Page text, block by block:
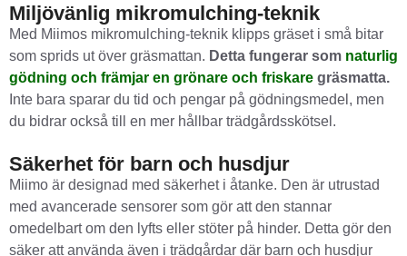
Miljövänlig mikromulching-teknik
Med Miimos mikromulching-teknik klipps gräset i små bitar
som sprids ut över gräsmattan. Detta fungerar som naturlig
gödning och främjar en grönare och friskare gräsmatta.
Inte bara sparar du tid och pengar på gödningsmedel, men
du bidrar också till en mer hållbar trädgårdsskötsel.
Säkerhet för barn och husdjur
Miimo är designad med säkerhet i åtanke. Den är utrustad
med avancerade sensorer som gör att den stannar
omedelbart om den lyfts eller stöter på hinder. Detta gör den
säker att använda även i trädgårdar där barn och husdjur